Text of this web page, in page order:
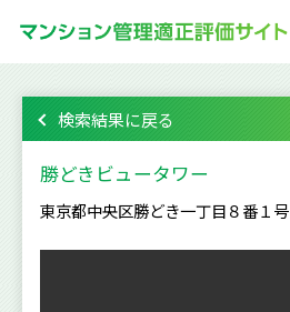
検索結果に戻る
勝どきビュータワー
東京都中央区勝どき一丁目８番１号